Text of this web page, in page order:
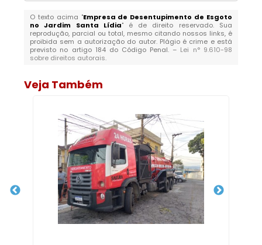
O texto acima "Empresa de Desentupimento de Esgoto
no Jardim Santa Lídia" é de direito reservado. Sua
reprodução, parcial ou total, mesmo citando nossos links, é
proibida sem a autorização do autor. Plágio é crime e está
previsto no artigo 184 do Código Penal. – Lei n° 9.610-98
sobre direitos autorais.
Veja Também